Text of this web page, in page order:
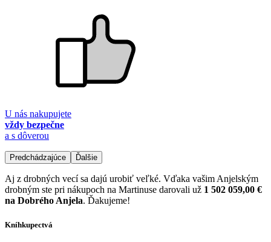
U nás nakupujete
vždy bezpečne
a s dôverou
Predchádzajúce Ďalšie
Aj z drobných vecí sa dajú urobiť veľké. Vďaka vašim Anjelským
drobným ste pri nákupoch na Martinuse darovali už 1 502 059,00 €
na Dobrého Anjela. Ďakujeme!
Kníhkupectvá